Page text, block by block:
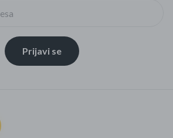
Prijavi se